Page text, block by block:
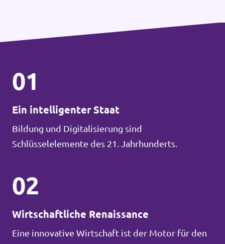
01
Ein intelligenter Staat
Bildung und Digitalisierung sind
Schlüsselelemente des 21. Jahrhunderts.
02
Wirtschaftliche Renaissance
Eine innovative Wirtschaft ist der Motor für den